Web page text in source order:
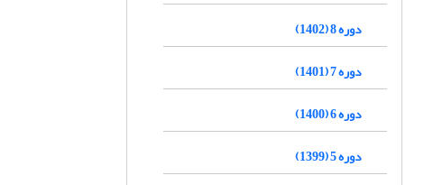
دوره 8 (1402)
دوره 7 (1401)
دوره 6 (1400)
دوره 5 (1399)